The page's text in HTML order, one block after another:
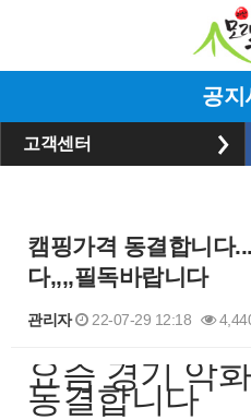
공지
고객센터
캠핑가격 동결합니다
다,,,,필독바랍니다
관리자 22-07-29 12:18
본문
요즘 경기 악
동결합니다